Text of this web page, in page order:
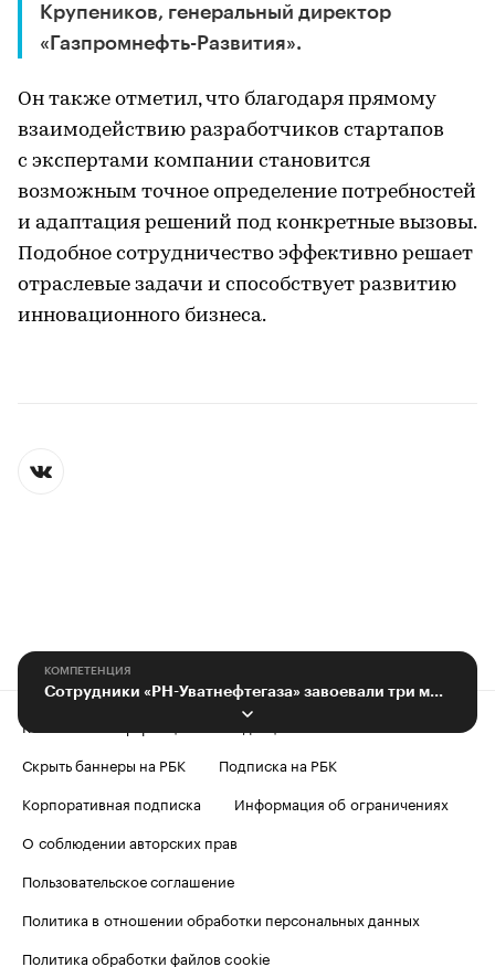
Крупеников, генеральный директор
«Газпромнефть-Развития».
Он также отметил, что благодаря прямому
взаимодействию разработчиков стартапов
с экспертами компании становится
возможным точное определение потребностей
и адаптация решений под конкретные вызовы.
Подобное сотрудничество эффективно решает
отраслевые задачи и способствует развитию
инновационного бизнеса.
КОМПЕТЕНЦИЯ
Сотрудники «РН-Уватнефтегаза» завоевали три медали на «Лыжне Роснефти»
Контактная информация
Скрыть баннеры на РБК
Подписка на РБК
Корпоративная подписка
Информация об ограничениях
О соблюдении авторских прав
Пользовательское соглашение
Политика в отношении обработки персональных данных
Политика обработки файлов cookie